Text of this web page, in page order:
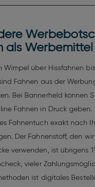
als Werbemittel
Wimpel über Hissfahnen
Fahnen aus der
Bei Bannerheld können
Fahnen in Druck geben.
Fahnentuch exakt nach
Der Fahnenstoff, den wir
verwenden, ist übrigens
vieler
ist digitales